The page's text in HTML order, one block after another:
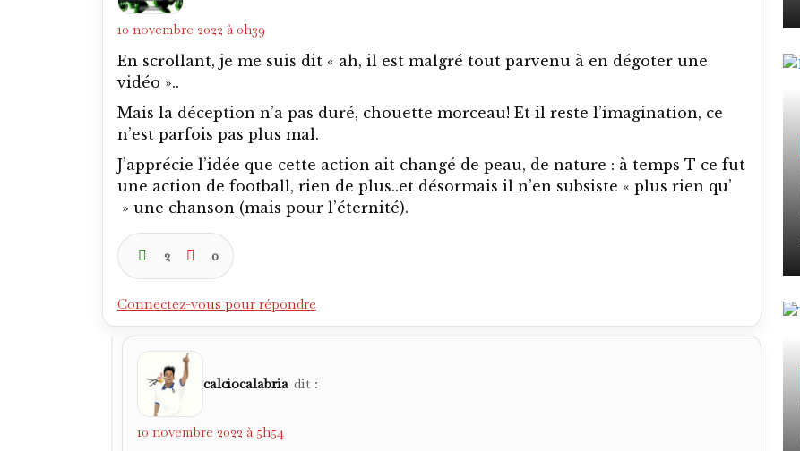
10 novembre 2022 à 0h39
En scrollant, je me suis dit « ah, il est malgré tout parvenu à en dégoter une
vidéo »..
Mais la déception n’a pas duré, chouette morceau! Et il reste l’imagination, ce
n’est parfois pas plus mal.
J’apprécie l’idée que cette action ait changé de peau, de nature : à temps T ce fut
une action de football, rien de plus..et désormais il n’en subsiste « plus rien qu’
» une chanson (mais pour l’éternité).
2 0
Connectez-vous pour répondre
calciocalabria dit :
10 novembre 2022 à 5h54